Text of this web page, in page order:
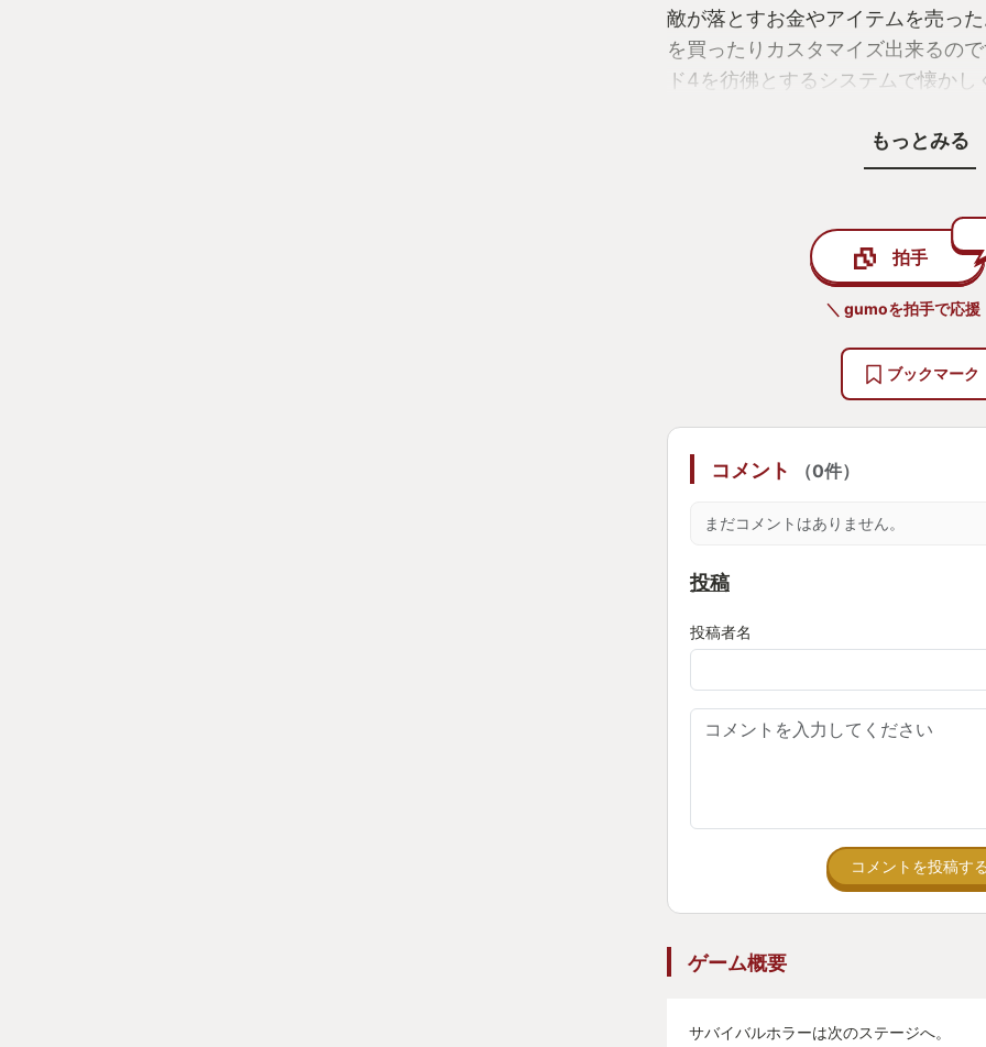
敵が落とすお金やアイテムを売っ
を買ったりカスタマイズ出来るの
ド4を彷彿とするシステムで懐かし
主人公イーサン・ウィンターズの
る心情が痛いほどプレイヤーに伝
もっとみる
拍手
＼ gumoを拍手で応援
ブックマーク
コメント （0件）
まだコメントはありません。
投稿
投稿者名
コメントを投稿す
ゲーム概要
サバイバルホラーは次のステージへ。